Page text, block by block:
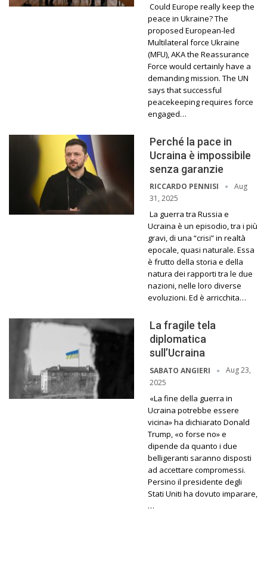
Could Europe really keep the
peace in Ukraine? The
proposed European-led
Multilateral force Ukraine
(MFU), AKA the Reassurance
Force would certainly have a
demanding mission. The UN
says that successful
peacekeeping requires force
engaged…
Perché la pace in
Ucraina è impossibile
senza garanzie
RICCARDO PENNISI
Aug
31, 2025
La guerra tra Russia e
Ucraina è un episodio, tra i più
gravi, di una “crisi” in realtà
epocale, quasi naturale. Essa
è frutto della storia e della
natura dei rapporti tra le due
nazioni, nelle loro diverse
evoluzioni. Ed è arricchita…
La fragile tela
diplomatica
sull’Ucraina
SABATO ANGIERI
Aug 23,
2025
«La fine della guerra in
Ucraina potrebbe essere
vicina» ha dichiarato Donald
Trump, «o forse no» e
dipende da quanto i due
belligeranti saranno disposti
ad accettare compromessi.
Persino il presidente degli
Stati Uniti ha dovuto imparare,
…